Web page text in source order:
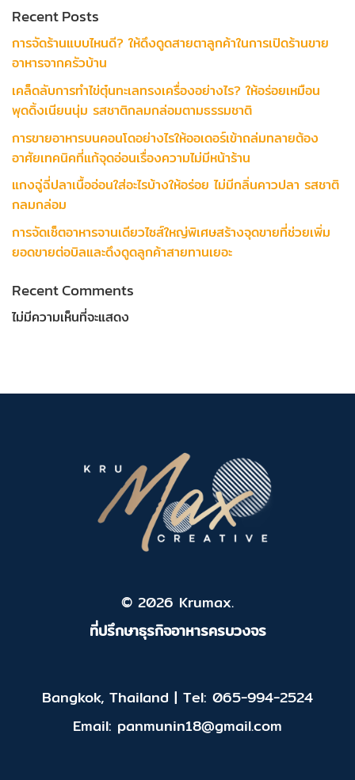
Recent Posts
การจัดร้านแบบไหนดี? ให้ดึงดูดสายตาลูกค้าในการเปิดร้านขาย
อาหารจากครัวบ้าน
เคล็ดลับการทำไข่ตุ๋นทะเลทรงเครื่องอย่างไร? ให้อร่อยเหมือน
พุดดิ้งเนียนนุ่ม รสชาติกลมกล่อมตามธรรมชาติ
การขายอาหารบนคอนโดอย่างไรให้ออเดอร์เข้าถล่มทลายต้อง
อาศัยเทคนิคที่แก้จุดอ่อนเรื่องความไม่มีหน้าร้าน
แกงฉู่ฉี่ปลาเนื้ออ่อนใส่อะไรบ้างให้อร่อย ไม่มีกลิ่นคาวปลา รสชาติ
กลมกล่อม
การจัดเซ็ตอาหารจานเดียวไซส์ใหญ่พิเศษสร้างจุดขายที่ช่วยเพิ่ม
ยอดขายต่อบิลและดึงดูดลูกค้าสายทานเยอะ
Recent Comments
ไม่มีความเห็นที่จะแสดง
© 2026 Krumax.
ที่ปรึกษาธุรกิจอาหารครบวงจร
Bangkok, Thailand | Tel: 065-994-2524
Email: panmunin18@gmail.com